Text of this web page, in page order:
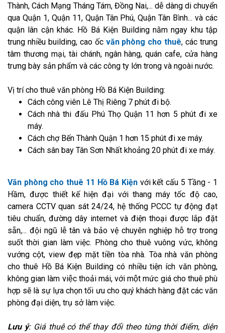
Thành, Cách Mạng Tháng Tám, Đồng Nai,... dễ dàng di chuyển
qua Quận 1, Quận 11, Quận Tân Phú, Quận Tân Bình... và các
quận lân cận khác. Hồ Bá Kiện Building nằm ngay khu tập
trung nhiều building, cao ốc văn phòng cho thuê, các trung
tâm thương mại, tài chánh, ngân hàng, quán cafe, cửa hàng
trưng bày sản phẩm và các công ty lớn trong và ngoài nước.
Vị trí cho thuê văn phòng Hồ Bá Kiện Building:
Cách công viên Lê Thị Riêng 7 phút đi bộ.
Cách nhà thi đấu Phú Thọ Quận 11 hơn 5 phút đi xe
máy.
Cách chợ Bến Thành Quận 1 hơn 15 phút đi xe máy.
Cách sân bay Tân Sơn Nhất khoảng 20 phút đi xe máy.
Văn phòng cho thuê 11 Hồ Bá Kiện với kết cấu 5 Tầng - 1
Hầm, được thiết kế hiện đại với thang máy tốc độ cao,
camera CCTV quan sát 24/24, hệ thống PCCC tự động đạt
tiêu chuẩn, đường dây internet và điện thoại được lắp đặt
sẵn,... đội ngũ lễ tân và bảo vệ chuyên nghiệp hỗ trợ trong
suốt thời gian làm việc. Phòng cho thuê vuông vức, không
vướng cột, view đẹp mặt tiền tòa nhà. Tòa nhà văn phòng
cho thuê Hồ Bá Kiện Building có nhiều tiện ích văn phòng,
không gian làm việc thoải mái, với một mức giá cho thuê phù
hợp sẽ là sự lựa chọn tối ưu cho quý khách hàng đặt các văn
phòng đại diện, trụ sở làm việc.
Lưu ý: Giá thuê có thể thay đổi theo từng thời điểm, diện